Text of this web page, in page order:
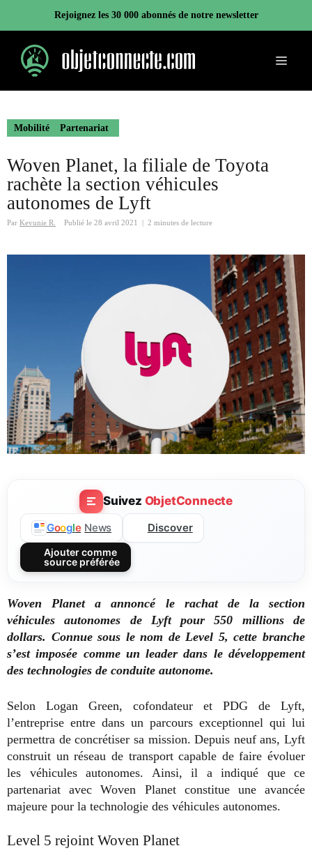
contenu
Rejoignez les 30 000 abonnés de notre newsletter
Menu
Mobilité Partenariat
Woven Planet, la filiale de Toyota
rachète la section véhicules
autonomes de Lyft
Par Kevunie R. Publié le 28 avril 2021 2 minutes de lecture
Suivez ObjetConnecte
Google News Discover
Ajouter comme
source préférée
Woven Planet a annoncé le rachat de la section
véhicules autonomes de Lyft pour 550 millions de
dollars. Connue sous le nom de Level 5, cette branche
s’est imposée comme un leader dans le développement
des technologies de conduite autonome.
Selon Logan Green, cofondateur et PDG de Lyft,
l’entreprise entre dans un parcours exceptionnel qui lui
permettra de concrétiser sa mission. Depuis neuf ans, Lyft
construit un réseau de transport capable de faire évoluer
les véhicules autonomes. Ainsi, il a indiqué que ce
partenariat avec Woven Planet constitue une avancée
majeure pour la technologie des véhicules autonomes.
Level 5 rejoint Woven Planet